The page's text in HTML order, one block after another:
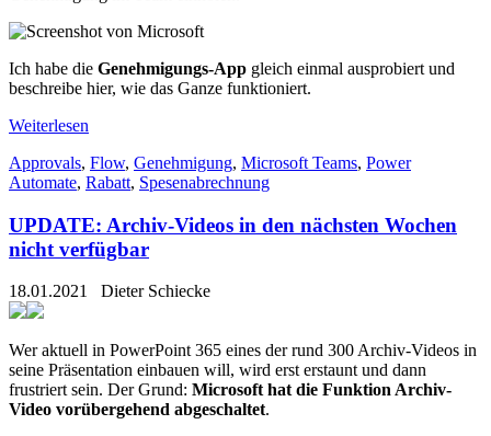
Ich habe die Genehmigungs-App gleich einmal ausprobiert und
beschreibe hier, wie das Ganze funktioniert.
Weiterlesen
Approvals, Flow, Genehmigung, Microsoft Teams, Power
Automate, Rabatt, Spesenabrechnung
UPDATE: Archiv-Videos in den nächsten Wochen
nicht verfügbar
18.01.2021 Dieter Schiecke
Wer aktuell in PowerPoint 365 eines der rund 300 Archiv-Videos in
seine Präsentation einbauen will, wird erst erstaunt und dann
frustriert sein. Der Grund: Microsoft hat die Funktion Archiv-
Video vorübergehend abgeschaltet.